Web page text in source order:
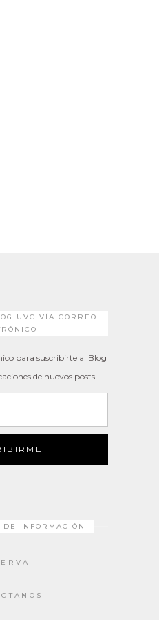
UVC VÍA CORREO
para suscribirte al Blog
de nuevos posts.
DE INFORMACIÓN